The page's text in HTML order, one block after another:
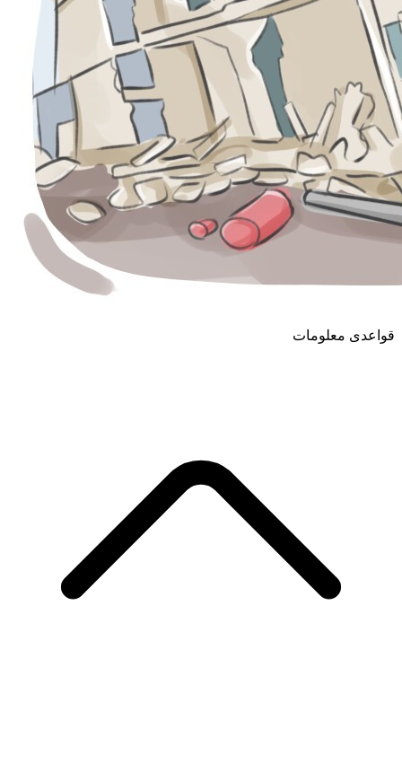
قواعدی معلومات